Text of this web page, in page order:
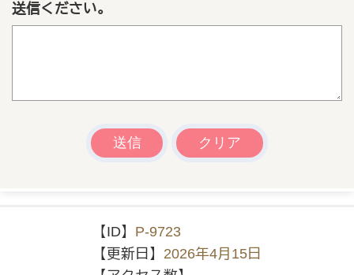
送信ください。
【ID】 P-9723
【更新日】 2026年4月15日